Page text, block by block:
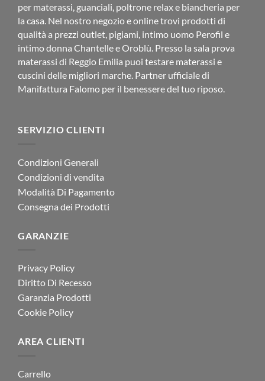
per materassi, guanciali, poltrone relax e biancheria per
la casa. Nel nostro negozio e online trovi prodotti di
qualità a prezzi outlet, pigiami, intimo uomo Perofil e
intimo donna Chantelle e Oroblù. Presso la sala prova
materassi di Reggio Emilia puoi testare materassi e
cuscini delle migliori marche. Partner ufficiale di
Manifattura Falomo per il benessere del tuo riposo.
SERVIZIO CLIENTI
Condizioni Generali
Condizioni di vendita
Modalità Di Pagamento
Consegna dei Prodotti
GARANZIE
Privacy Policy
Diritto Di Recesso
Garanzia Prodotti
Cookie Policy
AREA CLIENTI
Carrello